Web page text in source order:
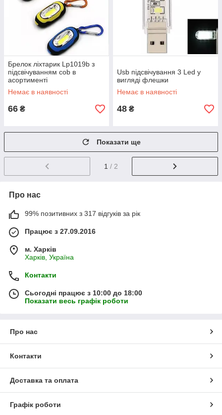
Брелок ліхтарик Lp1019b з
підсвічуванням cob в
асортименті
Немає в наявності
66 ₴
Usb підсвічування 3 Led у
вигляді флешки
Немає в наявності
48 ₴
Показати ще
1 / 2
Про нас
99% позитивних з 317 відгуків за рік
Працює з 27.09.2016
м. Харків
Харків, Україна
Контакти
Сьогодні працює з 10:00 до 18:00
Показати весь графік роботи
Про нас
Контакти
Доставка та оплата
Графік роботи